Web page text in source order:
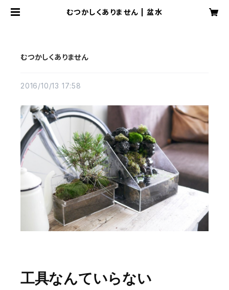
むつかしくありません | 盆水
むつかしくありません
2016/10/13 17:58
工具なんていらない